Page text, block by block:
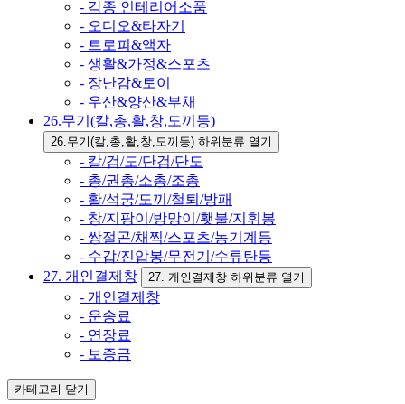
- 각종 인테리어소품
- 오디오&타자기
- 트로피&액자
- 생활&가정&스포츠
- 장난감&토이
- 우산&양산&부채
26.무기(칼,총,활,창,도끼등)
26.무기(칼,총,활,창,도끼등) 하위분류 열기
- 칼/검/도/단검/단도
- 총/권총/소총/조총
- 활/석궁/도끼/철퇴/방패
- 창/지팡이/방망이/횃불/지휘봉
- 쌍절곤/채찍/스포츠/농기계등
- 수갑/진압봉/무전기/수류탄등
27. 개인결제창
27. 개인결제창 하위분류 열기
- 개인결제창
- 운송료
- 연장료
- 보증금
카테고리 닫기